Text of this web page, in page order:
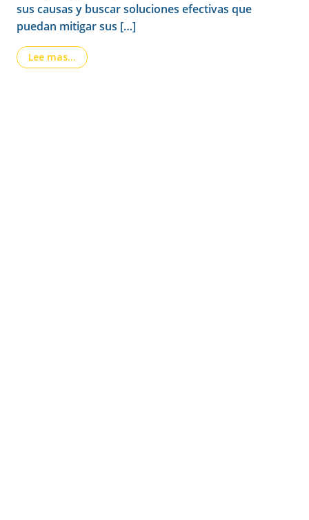
sus causas y buscar soluciones efectivas que
puedan mitigar sus […]
Lee mas… from Golpes de calor en los cultivos: La